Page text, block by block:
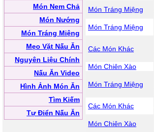
Món Nem Chả
Món Nướng
Món Tráng Miệng
Mẹo Vặt Nấu Ăn
Nguyên Liệu Chính
Nấu Ăn Video
Hình Ảnh Món Ăn
Tìm Kiếm
Tự Điển Nấu Ăn
Món Tráng Miệng
Món Tráng Miệng
Các Món Khác
Món Chiên Xào
Món Tráng Miệng
Các Món Khác
Món Chiên Xào